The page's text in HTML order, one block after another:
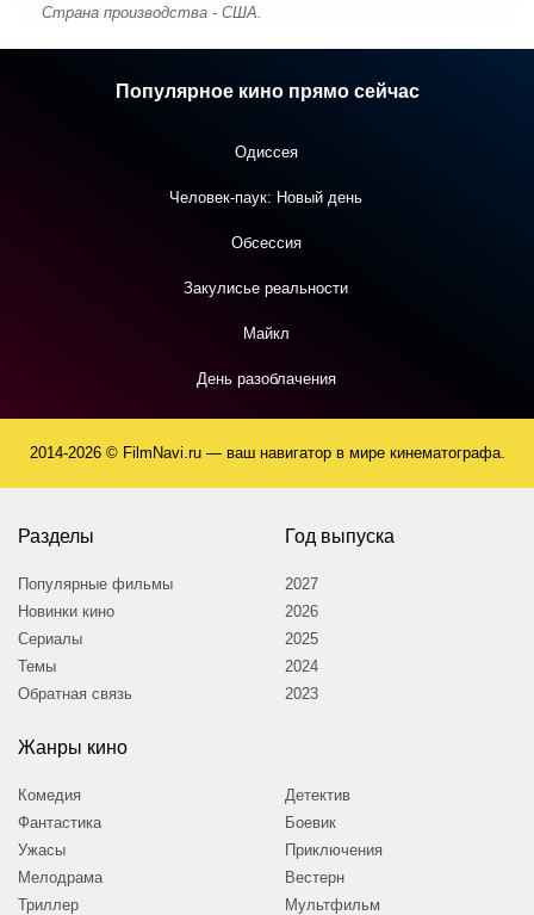
Страна производства - США.
Популярное кино прямо сейчас
Одиссея
Человек-паук: Новый день
Обсессия
Закулисье реальности
Майкл
День разоблачения
2014-2026 © FilmNavi.ru — ваш навигатор в мире кинематографа.
Разделы
Популярные фильмы
Новинки кино
Сериалы
Темы
Обратная связь
Год выпуска
2027
2026
2025
2024
2023
Жанры кино
Комедия
Фантастика
Ужасы
Мелодрама
Триллер
Детектив
Боевик
Приключения
Вестерн
Мультфильм